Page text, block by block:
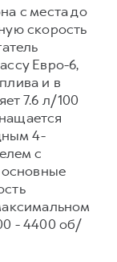
с места до
скорость
Евро-6,
и в
7.6 л/100
4-
с
- 4400 об/